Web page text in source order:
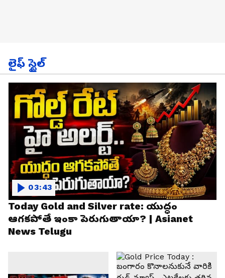
లైఫ్ స్టైల్
Today Gold and Silver rate: యుద్ధం
ఆగకపోతే ఇంకా పెరుగుతాయా? | Asianet
News Telugu
03:43